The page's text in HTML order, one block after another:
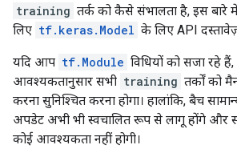
training तर्क को कैसे संभालता है, इस बारे
लिए tf.keras.Model के लिए API
यदि आप tf.Module विधियों को सजा रहे
आवश्यकतानुसार सभी training तर्कों को
करना सुनिश्चित करना होगा। हालांकि, बैच
अपडेट अभी भी स्वचालित रूप से लागू होंगे और
कोई आवश्यकता नहीं होगी।